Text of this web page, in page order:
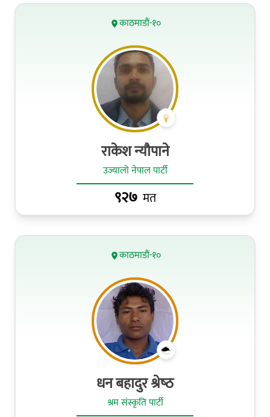
काठमाडौं-१०
राकेश न्यौपाने
उज्यालो नेपाल पार्टी
९२७ मत
काठमाडौं-१०
धन बहादुर श्रेष्‍ठ
श्रम संस्कृति पार्टी